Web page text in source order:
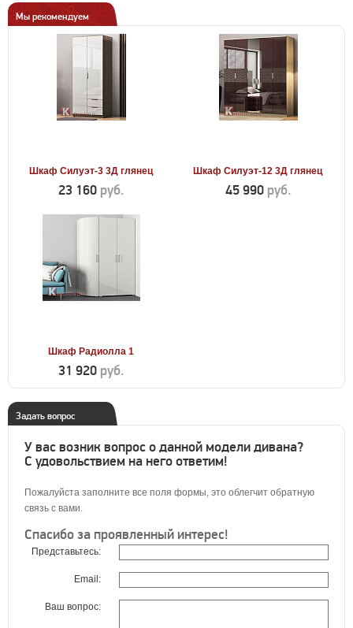
Мы рекомендуем
Шкаф Силуэт-3 3Д глянец
23 160 руб.
Шкаф Силуэт-12 3Д глянец
45 990 руб.
Шкаф Радиолла 1
31 920 руб.
Задать вопрос
У вас возник вопрос о данной модели дивана?
С удовольствием на него ответим!
Пожалуйста заполните все поля формы, это облегчит обратную
связь с вами.
Спасибо за проявленный интерес!
Представьтесь:
Email:
Ваш вопрос: